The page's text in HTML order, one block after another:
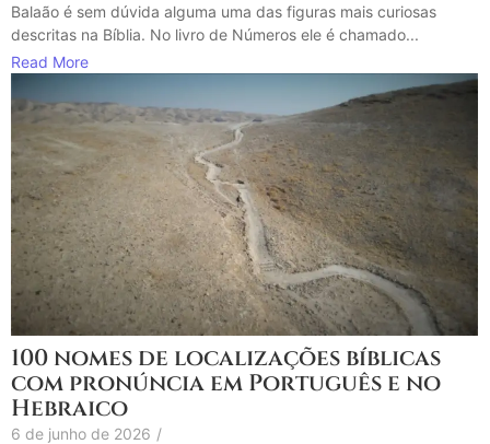
Balaão é sem dúvida alguma uma das figuras mais curiosas
descritas na Bíblia. No livro de Números ele é chamado...
Read More
100 nomes de localizações bíblicas
com pronúncia em Português e no
Hebraico
6 de junho de 2026 /